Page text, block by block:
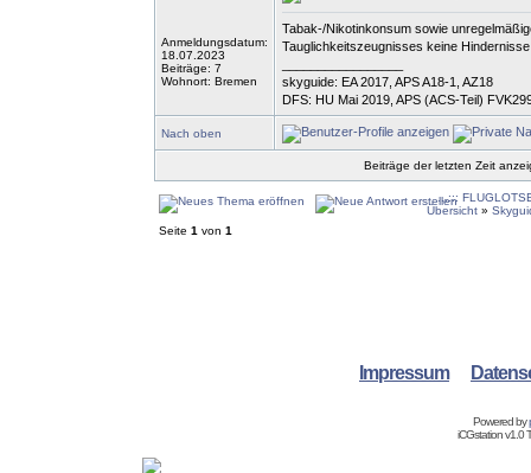
Anmeldungsdatum:
18.07.2023
Beiträge: 7
Wohnort: Bremen
Tabak-/Nikotinkonsum sowie
Tauglichkeitszeugnisses keine
skyguide: EA 2017, APS A18-1, AZ18
DFS: HU Mai 2019, APS (ACS-Teil)
Nach oben
Beiträge der letzten Zeit
...:::
Übersicht »
Seite 1 von 1
Impressum
Powered by
iCGstation v1.0